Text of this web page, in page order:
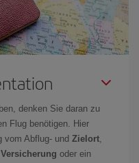
denken Sie daran zu
Flug benötigen. Hier
vom Abflug- und Zielort,
oder ein